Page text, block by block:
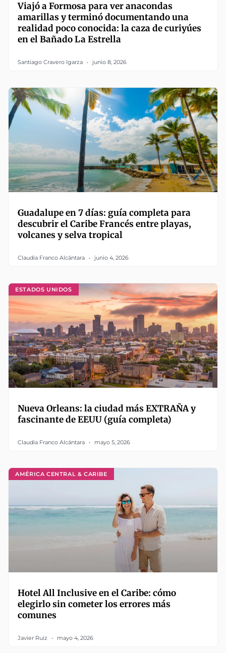
Viajó a Formosa para ver anacondas
amarillas y terminó documentando una
realidad poco conocida: la caza de curiyúes
en el Bañado La Estrella
Santiago Cravero Igarza junio 8, 2026
Guadalupe en 7 días: guía completa para
descubrir el Caribe Francés entre playas,
volcanes y selva tropical
Claudia Franco Alcántara junio 4, 2026
ESTADOS UNIDOS
Nueva Orleans: la ciudad más EXTRAÑA y
fascinante de EEUU (guía completa)
Claudia Franco Alcántara mayo 5, 2026
AMÉRICA CENTRAL & CARIBE
Hotel All Inclusive en el Caribe: cómo
elegirlo sin cometer los errores más
comunes
Javier Ruiz mayo 4, 2026